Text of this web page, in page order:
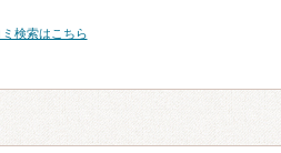
ミ検索はこちら